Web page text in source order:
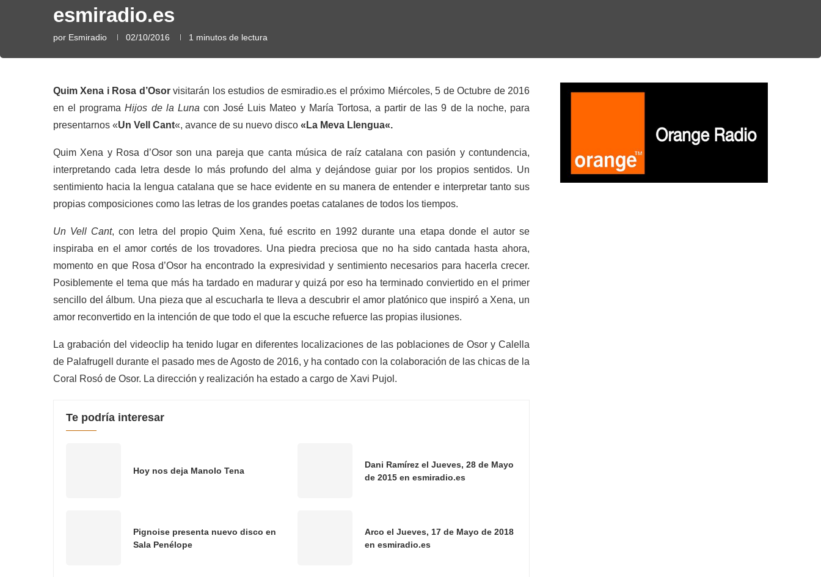
esmiradio.es
por Esmiradio 02/10/2016 1 minutos de lectura
Quim Xena i Rosa d’Osorvisitarán los estudios de esmiradio.es el próximo Miércoles, 5 de Octubre de 2016
en el programaHijos de la Luna con José Luis Mateo y María Tortosa, a partir de las 9 de la noche, para
presentarnos «Un Vell Cant«, avance de su nuevo disco « La Meva Llengua«.
Quim Xena y Rosa d’Osor son una pareja que canta música de raíz catalana con pasión y contundencia,
interpretando cada letra desde lo más profundo del alma y dejándose guiar por los propios sentidos. Un
sentimiento hacia la lengua catalana que se hace evidente en su manera de entender e interpretar tanto sus
propias composiciones como las letras de los grandes poetas catalanes de todos los tiempos.
Un Vell Cant, con letra del propio Quim Xena, fué escrito en 1992 durante una etapa donde el autor se
inspiraba en el amor cortés de los trovadores. Una piedra preciosa que no ha sido cantada hasta ahora,
momento en que Rosa d’Osor ha encontrado la expresividad y sentimiento necesarios para hacerla crecer.
Posiblemente el tema que más ha tardado en madurar y quizá por eso ha terminado conviertido en el primer
sencillo del álbum. Una pieza que al escucharla te lleva a descubrir el amor platónico que inspiró a Xena, un
amor reconvertido en la intención de que todo el que la escuche refuerce las propias ilusiones.
La grabación del videoclip ha tenido lugar en diferentes localizaciones de las poblaciones de Osor y Calella
de Palafrugell durante el pasado mes de Agosto de 2016, y ha contado con la colaboración de las chicas de la
Coral Rosó de Osor. La dirección y realización ha estado a cargo de Xavi Pujol.
Te podría interesar
Hoy nos deja Manolo Tena
Dani Ramírez el Jueves, 28 de Mayo
de 2015 en esmiradio.es
Pignoise presenta nuevo disco en
Sala Penélope
Arco el Jueves, 17 de Mayo de 2018
en esmiradio.es